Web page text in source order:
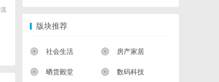
版块推荐
社会生活 房产家居
晒货殿堂 数码科技